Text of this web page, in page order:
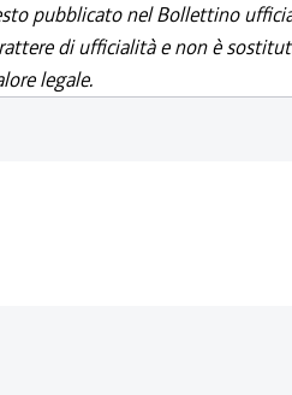
pubblicato nel Bollettino
di ufficialità e non è
legale.